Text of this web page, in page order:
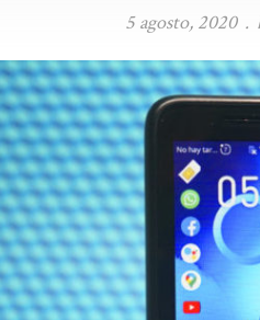
5 agosto, 2020 .